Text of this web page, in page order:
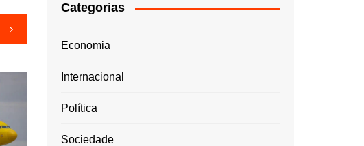
Categorias
Economia
Internacional
Política
Sociedade